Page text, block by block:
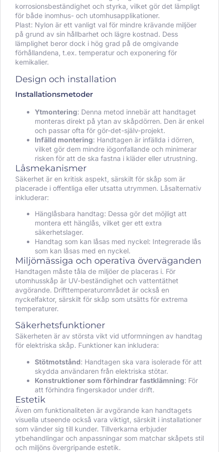
korrosionsbeständighet och styrka, vilket gör det lämpligt
för både inomhus- och utomhusapplikationer.
Plast: Nylon är ett vanligt val för mindre krävande miljöer
på grund av sin hållbarhet och lägre kostnad. Dess
lämplighet beror dock i hög grad på de omgivande
förhållandena, t.ex. temperatur och exponering för
kemikalier.
Design och installation
Installationsmetoder
Ytmontering: Denna metod innebär att handtaget
monteras direkt på ytan av skåpdörren. Den är enkel
och passar ofta för gör-det-själv-projekt.
Infälld montering: Handtagen är infällda i dörren,
vilket gör dem mindre iögonfallande och minimerar
risken för att de ska fastna i kläder eller utrustning.
Låsmekanismer
Säkerhet är en kritisk aspekt, särskilt för skåp som är
placerade i offentliga eller utsatta utrymmen. Låsalternativ
inkluderar:
Hänglåsbara handtag: Dessa gör det möjligt att
montera ett hänglås, vilket ger ett extra
säkerhetslager.
Handtag som kan låsas med nyckel: Integrerade lås
som kan låsas med en nyckel.
Miljömässiga och operativa överväganden
Handtagen måste tåla de miljöer de placeras i. För
utomhusskåp är UV-beständighet och vattentäthet
avgörande. Drifttemperaturområdet är också en
nyckelfaktor, särskilt för skåp som utsätts för extrema
temperaturer.
Säkerhetsfunktioner
Säkerheten är av största vikt vid utformningen av handtag
för elektriska skåp. Funktioner kan inkludera:
Stötmotstånd: Handtagen ska vara isolerade för att
skydda användaren från elektriska stötar.
Konstruktioner som förhindrar fastklämning: För
att förhindra fingerskador under drift.
Estetik
Även om funktionaliteten är avgörande kan handtagets
visuella utseende också vara viktigt, särskilt i installationer
som vänder sig till kunder. Tillverkarna erbjuder
ytbehandlingar och anpassningar som matchar skåpets stil
och miljöns övergripande estetik.